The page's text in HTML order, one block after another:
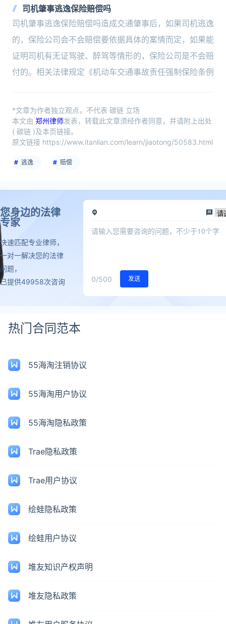
司机肇事逃逸保险赔偿吗
司机肇事逃逸保险赔偿吗造成交通肇事后，如果司机逃逸
的，保险公司会不会赔偿要依据具体的案情而定，如果能
证明司机有无证驾驶、醉驾等情形的，保险公司是不会赔
付的。相关法律规定《机动车交通事故责任强制保险条例
*文章为作者独立观点，不代表 碳链 立场
本文由 郑州律师发表，转载此文章须经作者同意，并请附上出处
( 碳链 )及本页链接。
原文链接 https://www.itanlian.com/learn/jiaotong/50583.html
逃逸 赔偿
您身边的法律
专家
快速匹配专业律师，
一对一解决您的法律
问题，
已提供49958次咨询
0/500 发送
热门合同范本
55海淘注销协议
55海淘用户协议
55海淘隐私政策
Trae隐私政策
Trae用户协议
绘蛙隐私政策
绘蛙用户协议
堆友知识产权声明
堆友隐私政策